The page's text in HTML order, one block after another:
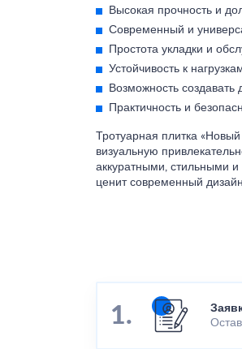
Высокая прочность и
Современный и
Простота укладки и
Устойчивость к
Возможность
Практичность и
Тротуарная плитка
визуальную
аккуратными, стильными
ценит современный